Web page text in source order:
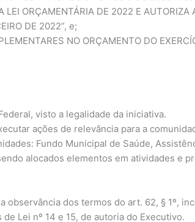
LEI ORÇAMENTÁRIA DE 2022 E AUTORIZA
DE 2022”, e;
NO ORÇAMENTO DO
visto a legalidade da iniciativa.
ações de relevância para a
Fundo Municipal de Saúde,
alocados elementos em atividades e
dos termos do art. 62, § 1º,
Lei nº 14 e 15, de autoria do Executivo.